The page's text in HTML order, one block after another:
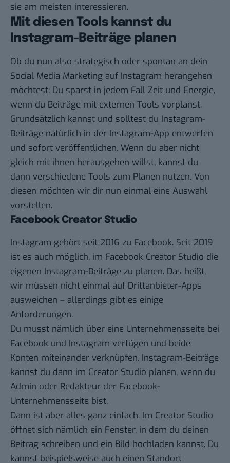
sie am meisten interessieren.
Mit diesen Tools kannst du
Instagram-Beiträge planen
Ob du nun also strategisch oder spontan an dein
Social Media Marketing auf Instagram herangehen
möchtest: Du sparst in jedem Fall Zeit und Energie,
wenn du Beiträge mit externen Tools vorplanst.
Grundsätzlich kannst und solltest du Instagram-
Beiträge natürlich in der Instagram-App entwerfen
und sofort veröffentlichen. Wenn du aber nicht
gleich mit ihnen herausgehen willst, kannst du
dann verschiedene Tools zum Planen nutzen. Von
diesen möchten wir dir nun einmal eine Auswahl
vorstellen.
Facebook Creator Studio
Instagram gehört seit 2016 zu Facebook. Seit 2019
ist es auch möglich, im Facebook Creator Studio die
eigenen Instagram-Beiträge zu planen. Das heißt,
wir müssen nicht einmal auf Drittanbieter-Apps
ausweichen – allerdings gibt es einige
Anforderungen.
Du musst nämlich über eine Unternehmensseite bei
Facebook und Instagram verfügen und beide
Konten miteinander verknüpfen. Instagram-Beiträge
kannst du dann im Creator Studio planen, wenn du
Admin oder Redakteur der Facebook-
Unternehmensseite bist.
Dann ist aber alles ganz einfach. Im Creator Studio
öffnet sich nämlich ein Fenster, in dem du deinen
Beitrag schreiben und ein Bild hochladen kannst. Du
kannst beispielsweise auch einen Standort